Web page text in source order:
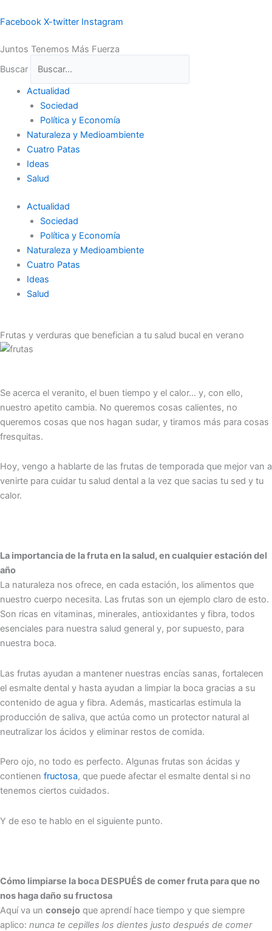
al
Facebook X-twitter Instagram
Juntos Tenemos Más Fuerza
Buscar
Actualidad
Sociedad
Política y Economía
Naturaleza y Medioambiente
Cuatro Patas
Ideas
Salud
Actualidad
Sociedad
Política y Economía
Naturaleza y Medioambiente
Cuatro Patas
Ideas
Salud
Frutas y verduras que benefician a tu salud bucal en verano
Se acerca el veranito, el buen tiempo y el calor… y, con ello,
nuestro apetito cambia. No queremos cosas calientes, no
queremos cosas que nos hagan sudar, y tiramos más para cosas
fresquitas.
Hoy, vengo a hablarte de las frutas de temporada que mejor van a
venirte para cuidar tu salud dental a la vez que sacias tu sed y tu
calor.
La importancia de la fruta en la salud, en cualquier estación del
año
La naturaleza nos ofrece, en cada estación, los alimentos que
nuestro cuerpo necesita. Las frutas son un ejemplo claro de esto.
Son ricas en vitaminas, minerales, antioxidantes y fibra, todos
esenciales para nuestra salud general y, por supuesto, para
nuestra boca.
Las frutas ayudan a mantener nuestras encías sanas, fortalecen
el esmalte dental y hasta ayudan a limpiar la boca gracias a su
contenido de agua y fibra. Además, masticarlas estimula la
producción de saliva, que actúa como un protector natural al
neutralizar los ácidos y eliminar restos de comida.
Pero ojo, no todo es perfecto. Algunas frutas son ácidas y
contienen fructosa, que puede afectar el esmalte dental si no
tenemos ciertos cuidados.
Y de eso te hablo en el siguiente punto.
Cómo limpiarse la boca DESPUÉS de comer fruta para que no
nos haga daño su fructosa
Aquí va un consejo que aprendí hace tiempo y que siempre
aplico: nunca te cepilles los dientes justo después de comer